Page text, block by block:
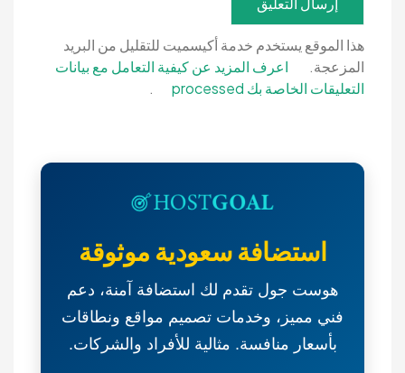
هذا الموقع يستخدم خدمة أكيسميت للتقليل من البريد
المزعجة.
اعرف المزيد عن كيفية التعامل مع بيانات
التعليقات الخاصة بك processed
.
استضافة سعودية موثوقة
هوست جول تقدم لك استضافة آمنة، دعم
فني مميز، وخدمات تصميم مواقع ونطاقات
بأسعار منافسة. مثالية للأفراد والشركات.